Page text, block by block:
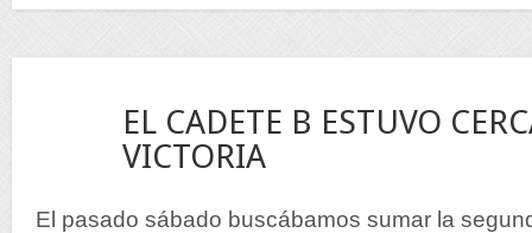
EL CADETE B ESTUVO
VICTORIA
El pasado sábado buscábamos sumar la